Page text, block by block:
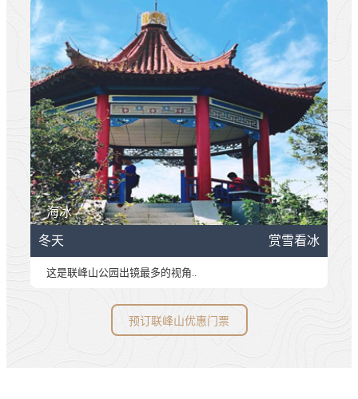
海冰
冬天 赏雪看冰
这是联峰山公园出镜最多的视角..
预订联峰山优惠门票